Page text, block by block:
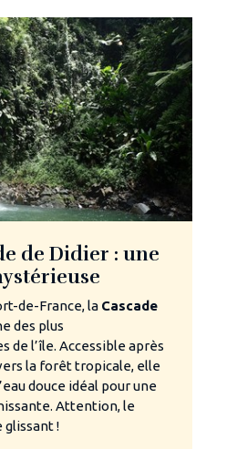
de Didier : une
de-France, la Cascade
des plus
de l’île. Accessible après
la forêt tropicale, elle
douce idéal pour une
Attention, le
!